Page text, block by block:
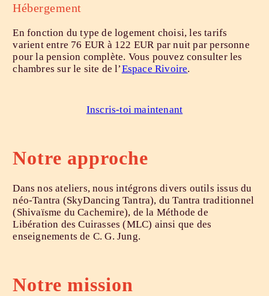
Hébergement
En fonction du type de logement choisi, les tarifs
varient entre 76 EUR à 122 EUR par nuit par personne
pour la pension complète. Vous pouvez consulter les
chambres sur le site de l’Espace Rivoire.
Inscris-toi maintenant
Notre approche
Dans nos ateliers, nous intégrons divers outils issus du
néo-Tantra (SkyDancing Tantra), du Tantra traditionnel
(Shivaïsme du Cachemire), de la Méthode de
Libération des Cuirasses (MLC) ainsi que des
enseignements de C. G. Jung.
Notre mission